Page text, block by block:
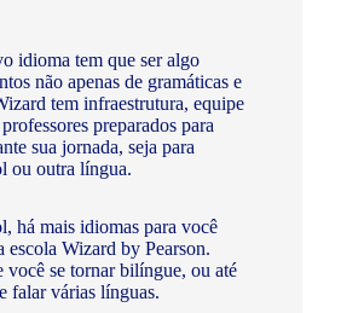
idioma tem que ser algo
não apenas de gramáticas e
tem infraestrutura, equipe
preparados para
sua jornada, seja para
ou outra língua.
há mais idiomas para você
escola Wizard by Pearson.
você se tornar bilíngue, ou até
falar várias línguas.